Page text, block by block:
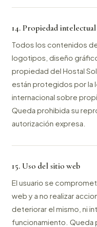
14. Propiedad intelectual
Todos los contenidos
logotipos, diseño
propiedad del Hostal
están protegidos por la
internacional sobre
Queda prohibida su
autorización expresa.
15. Uso del sitio web
El usuario se
web y a no realizar
deteriorar el mismo, ni
funcionamiento. Queda